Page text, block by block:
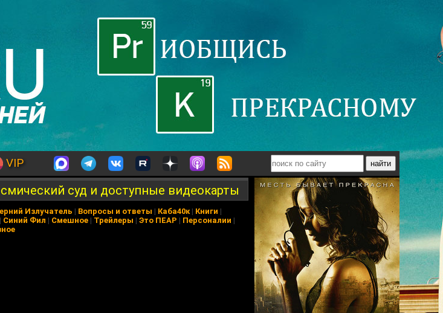
VIP
суд и доступные видеокарты
Излучатель | Вопросы и ответы | Каба40к| Книги |
| Синий Фил | Смешное | Трейлеры | Это ПЕАР | Персоналии |